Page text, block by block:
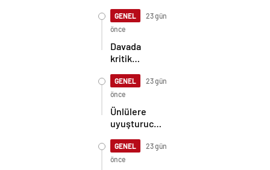
ölümüne
ilişkin
soruşturmada
doktor
tutuklandı
GENEL
23 gün
önce
Davada
kritik
Muhsin
Yazıcıoğlu’nun
ölümünden
sonraki
Bylock
mesajı
ortaya çıktı!
GENEL
23 gün
önce
Ünlülere
uyuşturucu
İlyas
Yalçıntaş
GENEL
23 gün
önce